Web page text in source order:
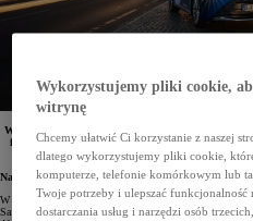
W ramach dwuletniego pilotażowego projektu H2
flota samochodów wodorowych w tym kraju. Już
roku liczba ta
Największa w Niemczech flota Toyoty Mirai
W ramach przyspieszenia rozwoju zrównoważonego
SafeDriver ENNOO i Anglo American rozpoczęły
Wykorzystujemy pliki cookie,
witrynę
Chcemy ułatwić Ci korzystanie z naszej
dlatego wykorzystujemy pliki cookie,
komputerze, telefonie komórkowym lub
Twoje potrzeby i ulepszać
dostarczania usług i narzędzi osób